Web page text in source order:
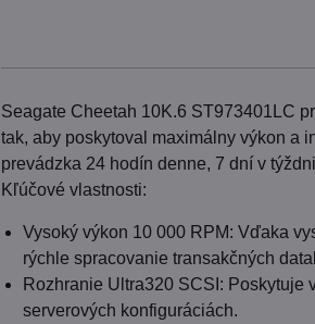
Seagate Cheetah 10K.6 ST973401LC
tak, aby poskytoval maximálny výkon a
prevádzka 24 hodín denne, 7 dní v
Kľúčové vlastnosti:
Vysoký výkon 10 000 RPM: Vďaka
rýchle spracovanie transakčných
Rozhranie Ultra320 SCSI: Poskytuje
serverových konfiguráciách.